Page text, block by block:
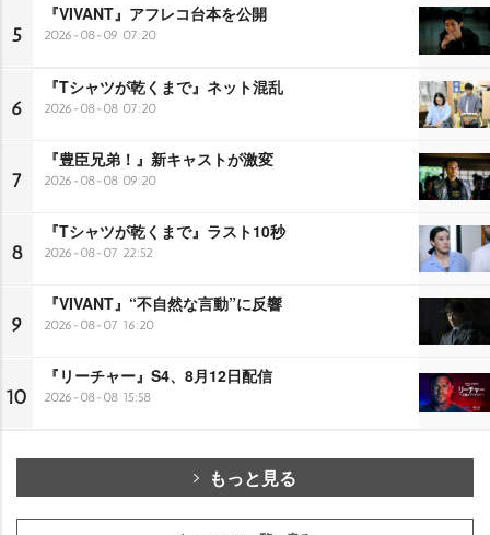
5
『VIVANT』アフレコ台本を公開
2026-08-09 07:20
6
『Tシャツが乾くまで』ネット混乱
2026-08-08 07:20
7
『豊臣兄弟！』新キャストが激変
2026-08-08 09:20
8
『Tシャツが乾くまで』ラスト10秒
2026-08-07 22:52
9
『VIVANT』“不自然な言動”に反響
2026-08-07 16:20
10
『リーチャー』S4、8月12日配信
2026-08-08 15:58
もっと見る